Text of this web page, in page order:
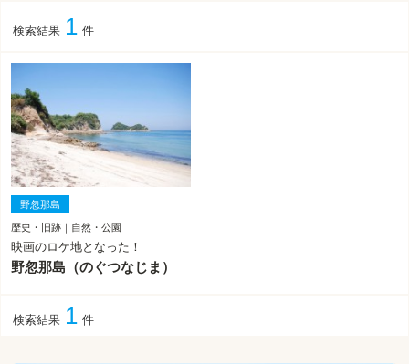
検索結果 1 件
野忽那島
歴史・旧跡｜自然・公園
映画のロケ地となった！
野忽那島（のぐつなじま）
検索結果 1 件